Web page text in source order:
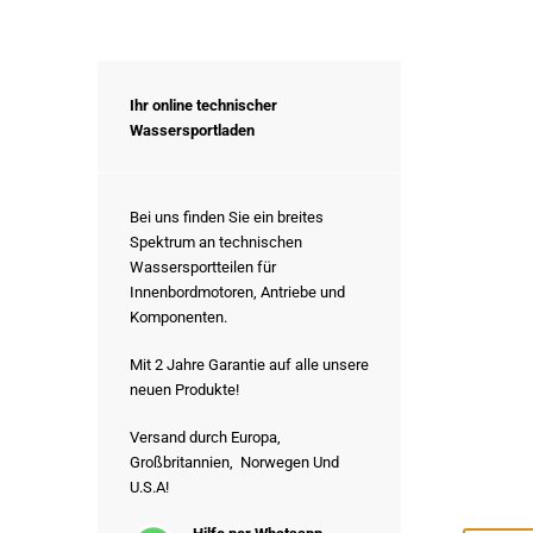
Ihr online technischer
Wassersportladen
Bei uns finden Sie ein breites
Spektrum an technischen
Wassersportteilen für
Innenbordmotoren, Antriebe und
Komponenten.
Mit 2 Jahre Garantie auf alle unsere
neuen Produkte!
Versand durch Europa,
Großbritannien, Norwegen Und
U.S.A!